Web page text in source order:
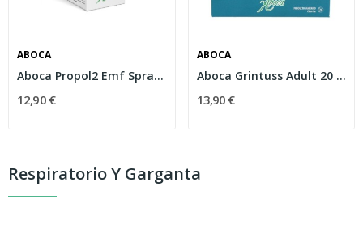
Respiratorio Y Garganta
ABOCA
Aboca Propol2 Emf Spray Forte 30ml
12,90 €
ABOCA
Aboca Grintuss Adult 20 Comprimidos
13,90 €